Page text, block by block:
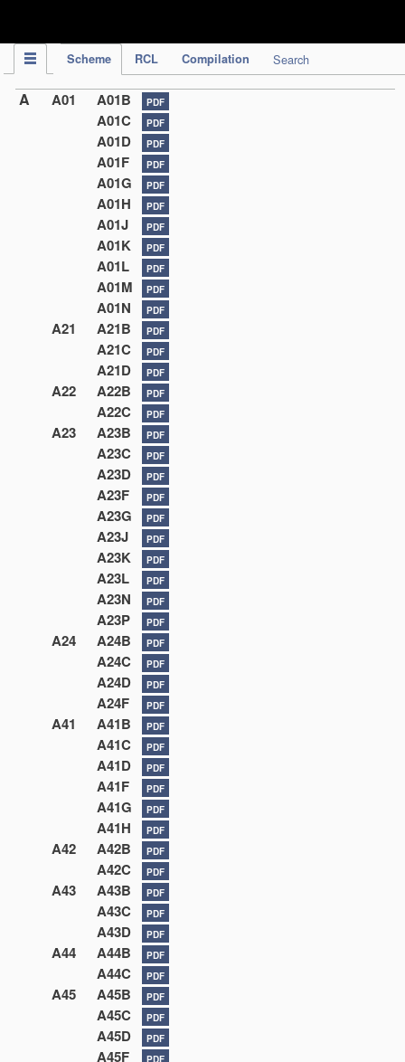
Scheme RCL Compilation Search
A A01 A01B PDF
A01C PDF
A01D PDF
A01F PDF
A01G PDF
A01H PDF
A01J PDF
A01K PDF
A01L PDF
A01M PDF
A01N PDF
A21 A21B PDF
A21C PDF
A21D PDF
A22 A22B PDF
A22C PDF
A23 A23B PDF
A23C PDF
A23D PDF
A23F PDF
A23G PDF
A23J PDF
A23K PDF
A23L PDF
A23N PDF
A23P PDF
A24 A24B PDF
A24C PDF
A24D PDF
A24F PDF
A41 A41B PDF
A41C PDF
A41D PDF
A41F PDF
A41G PDF
A41H PDF
A42 A42B PDF
A42C PDF
A43 A43B PDF
A43C PDF
A43D PDF
A44 A44B PDF
A44C PDF
A45 A45B PDF
A45C PDF
A45D PDF
A45F PDF